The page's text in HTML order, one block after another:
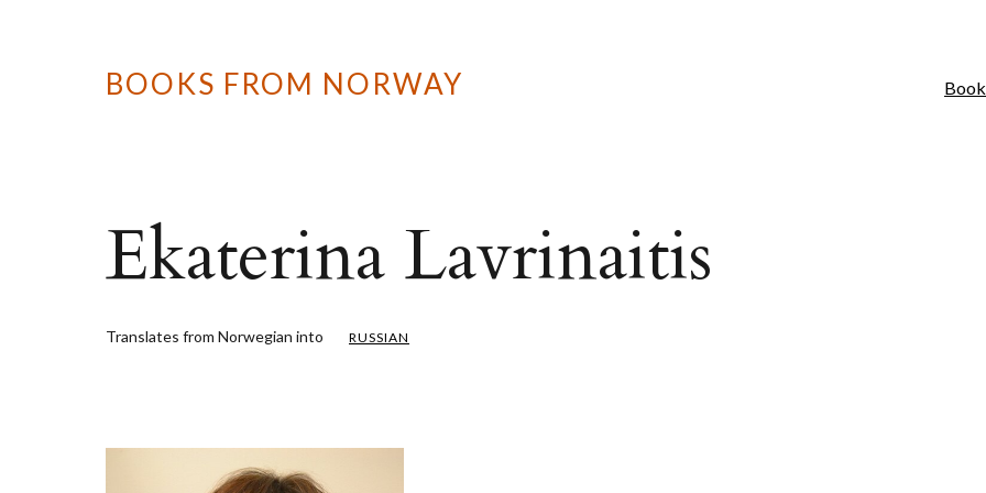
BOOKS FROM NORWAY
Ekaterina Lavrinaitis
Translates from Norwegian into RUSSIAN